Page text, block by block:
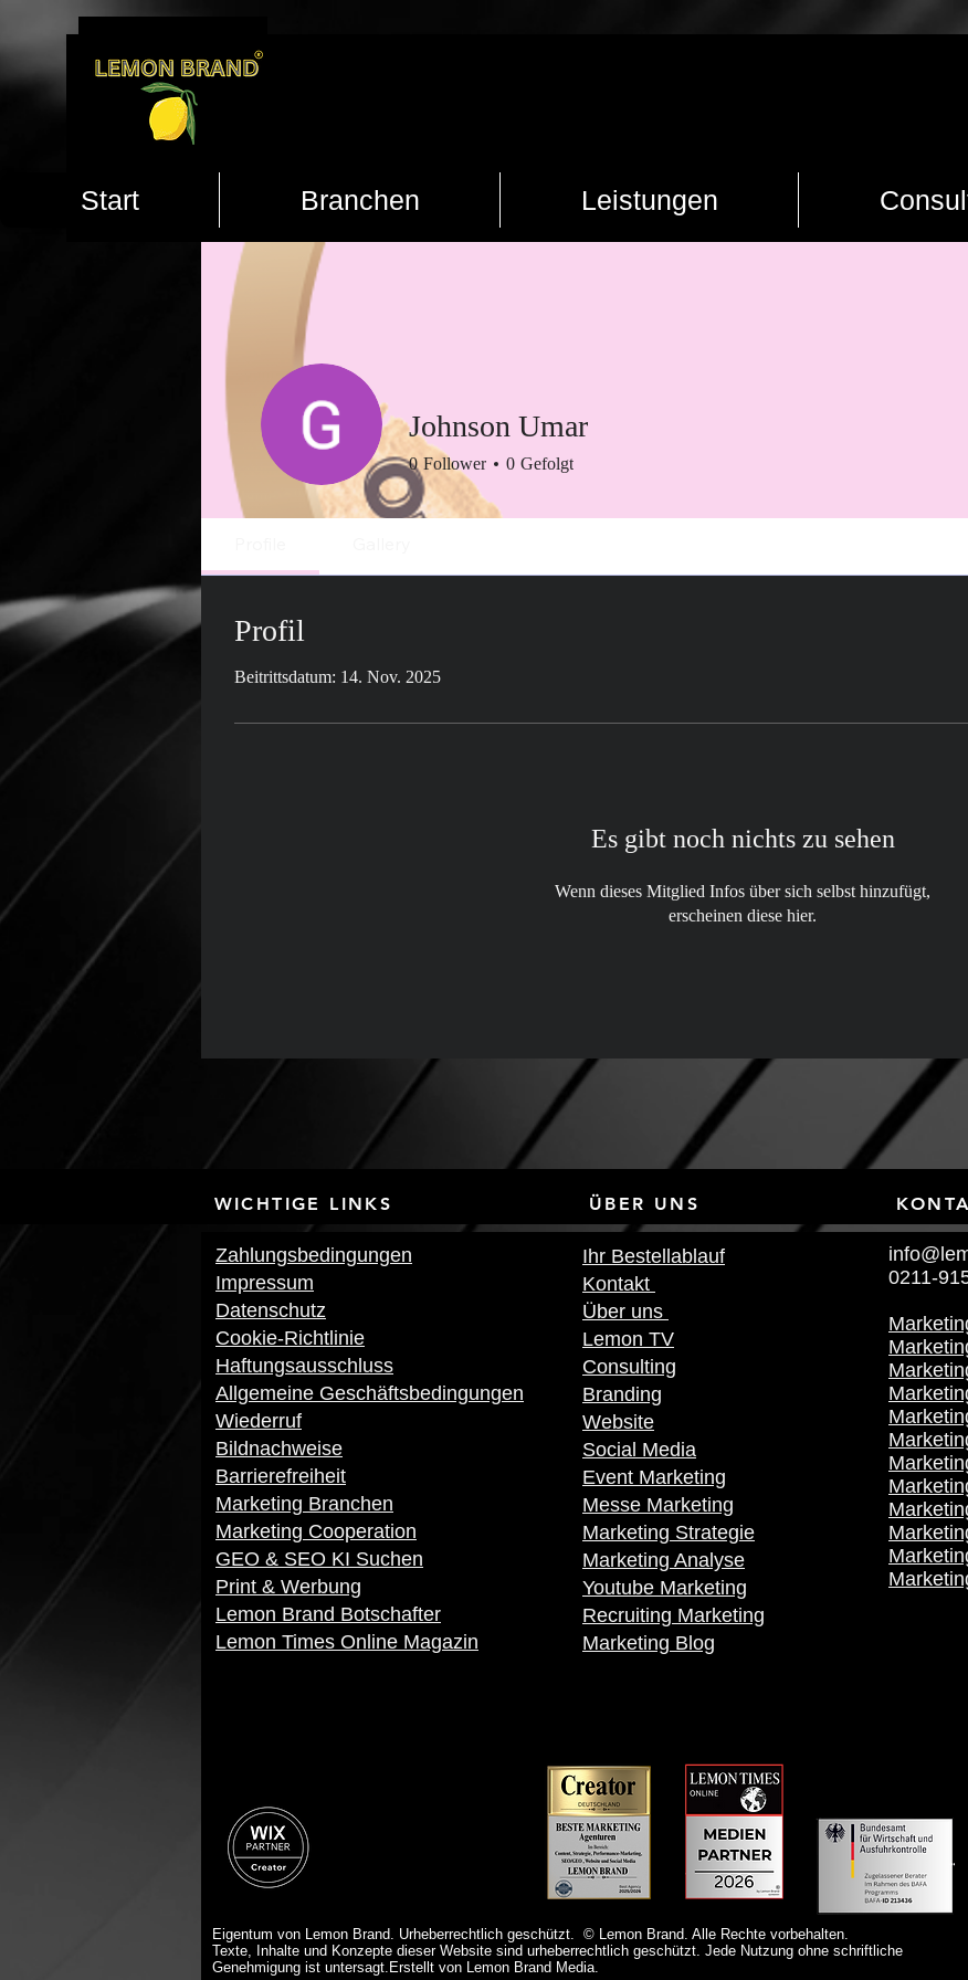
Start Branchen Leistungen
Johnson Umar
0 Follower 0 Gefolgt
Profil
Beitrittsdatum: 14. Nov. 2025
Es gibt noch nichts zu sehen
Wenn dieses Mitglied Infos über sich selbst hinzufügt,
erscheinen diese hier.
WICHTIGE LINKS ÜBER UNS
Zahlungsbedingungen
Impressum
Datenschutz
Cookie-Richtlinie
Haftungsausschluss
Allgemeine Geschäftsbedingungen
Wiederruf
Bildnachweise
Barrierefreiheit
Marketing Branchen
Marketing Cooperation
GEO & SEO KI Suchen
Print & Werbung
Lemon Brand Botschafter
Lemon Times Online Magazin
Ihr Bestellablauf
Kontakt
Über uns
Lemon TV
Consulting
Branding
Website
Social Media
Event Marketing
Messe Marketing
Marketing Strategie
Marketing Analyse
Youtube Marketing
Recruiting Marketing
Marketing Blog
Eigentum von Lemon Brand. Urheberrechtlich geschützt. © Lemon Brand. Alle Rechte vorbehalten.
Texte, Inhalte und Konzepte dieser Website sind urheberrechtlich geschützt. Jede Nutzung ohne schriftliche
Genehmigung ist untersagt.Erstellt von Lemon Brand Media.
0211-